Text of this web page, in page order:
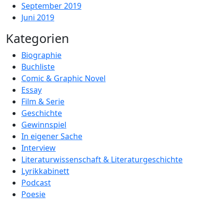
September 2019
Juni 2019
Kategorien
Biographie
Buchliste
Comic & Graphic Novel
Essay
Film & Serie
Geschichte
Gewinnspiel
In eigener Sache
Interview
Literaturwissenschaft & Literaturgeschichte
Lyrikkabinett
Podcast
Poesie